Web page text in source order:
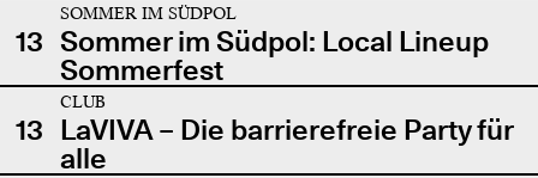
13
SOMMER IM SÜDPOL
Sommer im Südpol: Local Lineup
Sommerfest
13
CLUB
LaVIVA – Die barrierefreie Party für
alle